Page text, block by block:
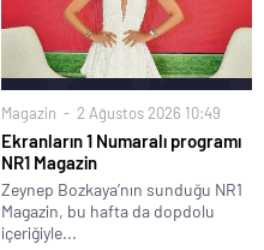
Magazin 2 Ağustos 2026 10:49
Ekranların 1 Numaralı programı
NR1 Magazin
Zeynep Bozkaya’nın sunduğu NR1
Magazin, bu hafta da dopdolu
içeriğiyle...